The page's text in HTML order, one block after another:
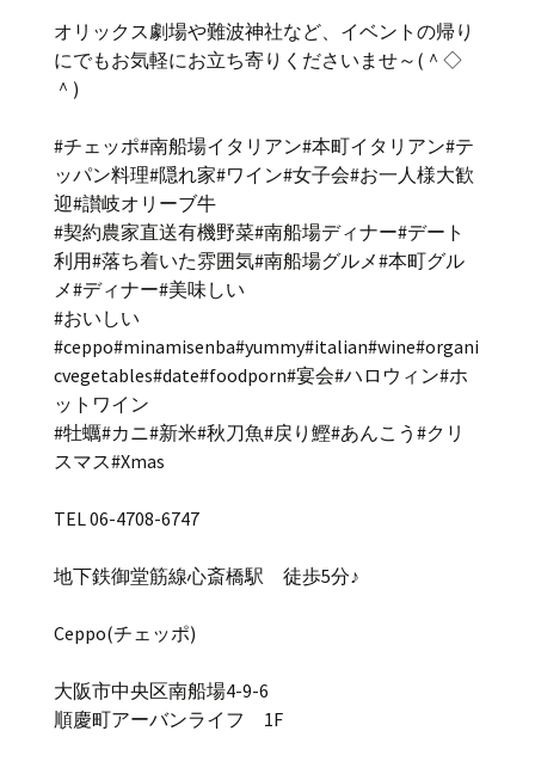
オリックス劇場や難波神社など、イベントの帰り
にでもお気軽にお立ち寄りくださいませ～(＾◇
＾)
#チェッポ#南船場イタリアン#本町イタリアン#テ
ッパン料理#隠れ家#ワイン#女子会#お一人様大歓
迎#讃岐オリーブ牛
#契約農家直送有機野菜#南船場ディナー#デート
利用#落ち着いた雰囲気#南船場グルメ#本町グル
メ#ディナー#美味しい
#おいしい
#ceppo#minamisenba#yummy#italian#wine#organi
cvegetables#date#foodporn#宴会#ハロウィン#ホ
ットワイン
#牡蠣#カニ#新米#秋刀魚#戻り鰹#あんこう#クリ
スマス#Xmas
TEL 06-4708-6747
地下鉄御堂筋線心斎橋駅 徒歩5分♪
Ceppo(チェッポ)
大阪市中央区南船場4-9-6
順慶町アーバンライフ 1F